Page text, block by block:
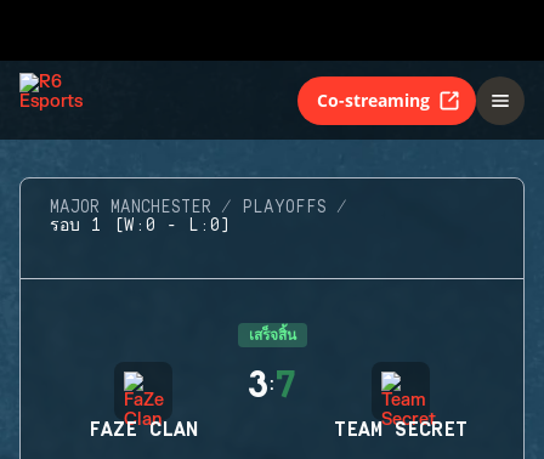
Co-streaming
MAJOR MANCHESTER
PLAYOFFS
รอบ 1 (W:0 - L:0)
เสร็จสิ้น
FAZE CLAN
3:7
TEAM SECRET